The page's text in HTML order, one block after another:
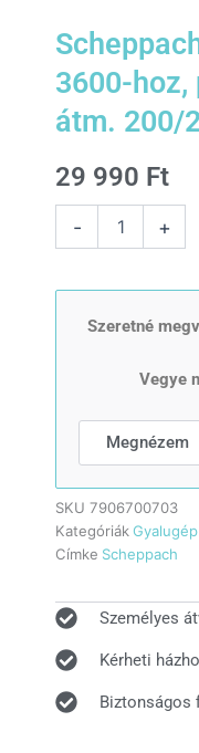
3600-
átm. 200/
29 990 Ft
-
Vágótárcsa
professzionális,
+
Szeretné
Vegye
Megnézem
SKU 7906700703
Kategóriák
Címke Scheppach
Személyes
Kérheti
Biztonságos